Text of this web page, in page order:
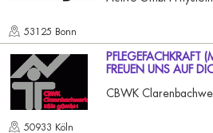
53125 Bonn
FREUEN UNS AUF
50933 Köln